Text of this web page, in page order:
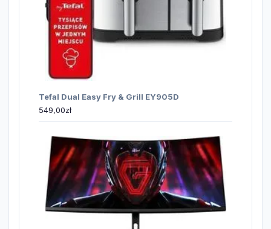
Tefal Dual Easy Fry & Grill EY905D
549,00zł